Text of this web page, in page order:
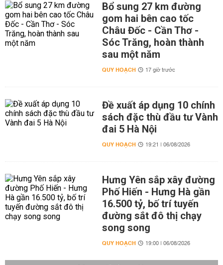
Bổ sung 27 km đường
gom hai bên cao tốc
Châu Đốc - Cần Thơ -
Sóc Trăng, hoàn thành
sau một năm
QUY HOẠCH 17 giờ trước
Đề xuất áp dụng 10 chính
sách đặc thù đầu tư Vành
đai 5 Hà Nội
QUY HOẠCH 19:21 | 06/08/2026
Hưng Yên sắp xây đường
Phố Hiến - Hưng Hà gần
16.500 tỷ, bố trí tuyến
đường sắt đô thị chạy
song song
QUY HOẠCH 19:00 | 06/08/2026